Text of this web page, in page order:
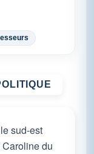
sud-est
du